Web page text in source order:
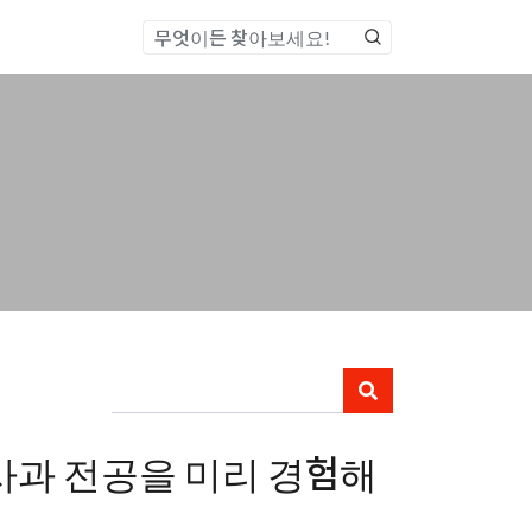
통합검색
과 전공을 미리 경험해